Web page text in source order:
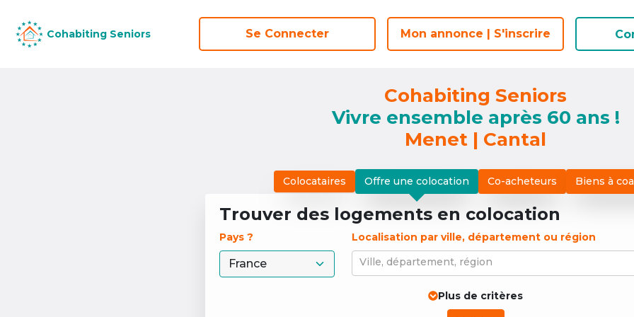
Cohabiting Seniors Se Connecter Mon annonce | S'inscrire
Cohabiting Seniors Se Connecter Mon annonce | S'inscrire
Cohabiting Seniors
Vivre ensemble après 60 ans !
Menet | Cantal
Colocataires Offre une colocation Co-acheteurs Biens à
Trouver des logements en colocation
Pays ?
Localisation par ville, département ou région
Ville, département, région
Plus de critères